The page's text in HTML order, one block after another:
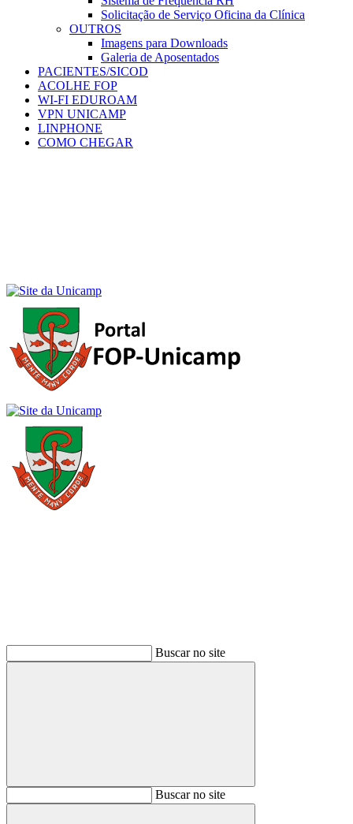
Solicitação de Serviço Oficina da Clínica
OUTROS
Imagens para Downloads
Galeria de Aposentados
PACIENTES/SICOD
ACOLHE FOP
WI-FI EDUROAM
VPN UNICAMP
LINPHONE
COMO CHEGAR
Buscar no site
BuscarBuscar no site